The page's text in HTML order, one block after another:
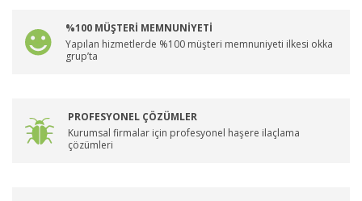
%100 MÜŞTERİ MEMNUNİYETİ
Yapılan hizmetlerde %100 müşteri memnuniyeti ilkesi okka
grup’ta
PROFESYONEL ÇÖZÜMLER
Kurumsal firmalar için profesyonel haşere ilaçlama
çözümleri